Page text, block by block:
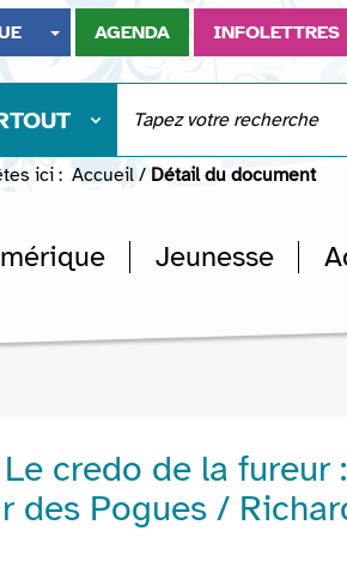
AGENDA INFOLETTRES
ici : Accueil / Détail du document
Jeunesse
credo de la fureur :
des Pogues /